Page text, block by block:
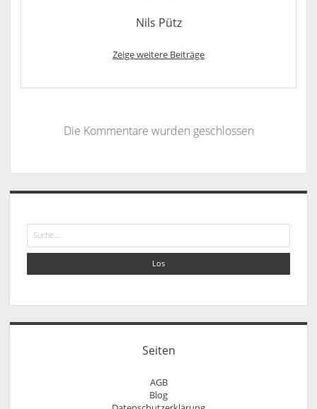
Nils Pütz
Zeige weitere Beiträge
Die Kommentare wurden geschlossen
Sidebar
Suche
Seiten
AGB
Blog